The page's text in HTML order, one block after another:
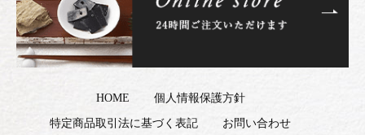
HOME 個人情報保護方針
特定商品取引法に基づく表記 お問い合わせ